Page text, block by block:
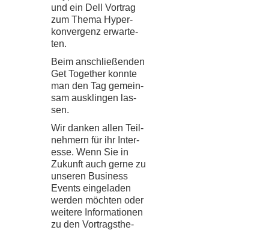
und ein Dell Vor­trag
zum Thema Hyper­
kon­ver­genz erwar­te­
ten.
Beim anschlie­ßen­den
Get Toge­ther konnte
man den Tag gemein­
sam aus­klin­gen las­
sen.
Wir dan­ken allen Teil­
neh­mern für ihr Inter­
esse. Wenn Sie in
Zukunft auch gerne zu
unse­ren Busi­ness
Events ein­ge­la­den
wer­den möch­ten oder
wei­tere Infor­ma­tio­nen
zu den Vor­trags­the­